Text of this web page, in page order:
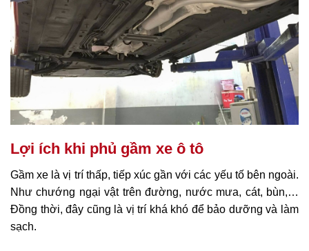
Lợi ích khi phủ gầm xe ô tô
Gầm xe là vị trí thấp, tiếp xúc gần với các yếu tố bên ngoài.
Như chướng ngại vật trên đường, nước mưa, cát, bùn,…
Đồng thời, đây cũng là vị trí khá khó để bảo dưỡng và làm
sạch.